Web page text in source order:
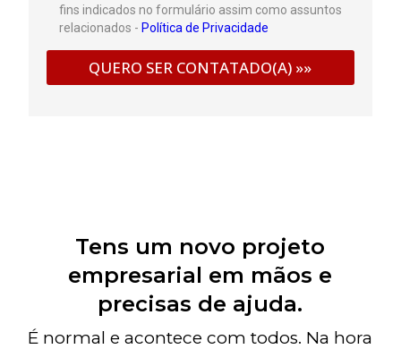
fins indicados no formulário assim como assuntos
relacionados - Política de Privacidade
Tens um novo projeto
empresarial em mãos e
precisas de ajuda.
É normal e acontece com todos. Na hora